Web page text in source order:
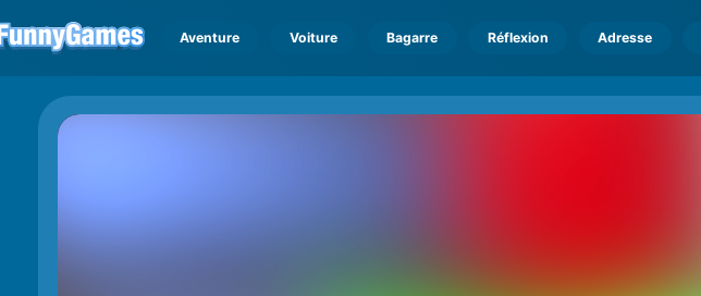
Aventure Voiture Bagarre Réflexion Adresse